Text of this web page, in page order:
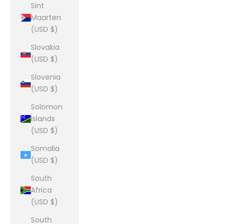
Sint
Maarten
(USD $)
Slovakia
(USD $)
Slovenia
(USD $)
Solomon
Islands
(USD $)
Somalia
(USD $)
South
Africa
(USD $)
South